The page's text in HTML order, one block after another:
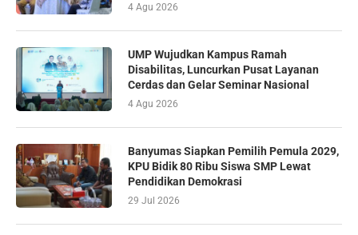
4 Agu 2026
UMP Wujudkan Kampus Ramah
Disabilitas, Luncurkan Pusat Layanan
Cerdas dan Gelar Seminar Nasional
4 Agu 2026
Banyumas Siapkan Pemilih Pemula 2029,
KPU Bidik 80 Ribu Siswa SMP Lewat
Pendidikan Demokrasi
29 Jul 2026